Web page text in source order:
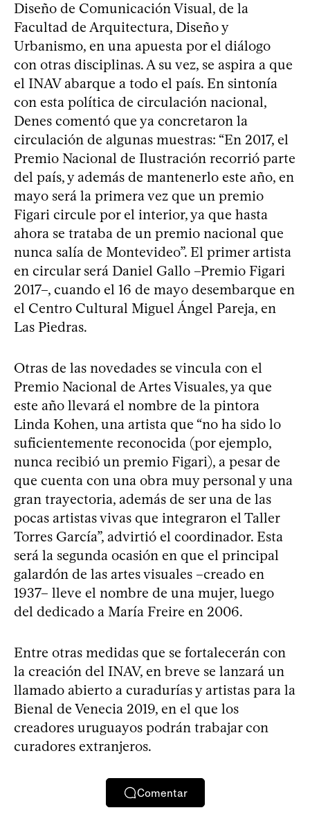
Diseño de Comunicación Visual, de la
Facultad de Arquitectura, Diseño y
Urbanismo, en una apuesta por el diálogo
con otras disciplinas. A su vez, se aspira a que
el INAV abarque a todo el país. En sintonía
con esta política de circulación nacional,
Denes comentó que ya concretaron la
circulación de algunas muestras: “En 2017, el
Premio Nacional de Ilustración recorrió parte
del país, y además de mantenerlo este año, en
mayo será la primera vez que un premio
Figari circule por el interior, ya que hasta
ahora se trataba de un premio nacional que
nunca salía de Montevideo”. El primer artista
en circular será Daniel Gallo –Premio Figari
2017–, cuando el 16 de mayo desembarque en
el Centro Cultural Miguel Ángel Pareja, en
Las Piedras.
Otras de las novedades se vincula con el
Premio Nacional de Artes Visuales, ya que
este año llevará el nombre de la pintora
Linda Kohen, una artista que “no ha sido lo
suficientemente reconocida (por ejemplo,
nunca recibió un premio Figari), a pesar de
que cuenta con una obra muy personal y una
gran trayectoria, además de ser una de las
pocas artistas vivas que integraron el Taller
Torres García”, advirtió el coordinador. Esta
será la segunda ocasión en que el principal
galardón de las artes visuales –creado en
1937– lleve el nombre de una mujer, luego
del dedicado a María Freire en 2006.
Entre otras medidas que se fortalecerán con
la creación del INAV, en breve se lanzará un
llamado abierto a curadurías y artistas para la
Bienal de Venecia 2019, en el que los
creadores uruguayos podrán trabajar con
curadores extranjeros.
Comentar